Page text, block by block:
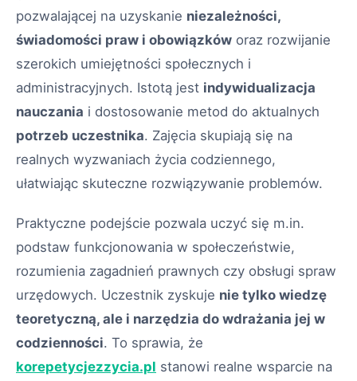
pozwalającej na uzyskanie niezależności,
świadomości praw i obowiązków oraz rozwijanie
szerokich umiejętności społecznych i
administracyjnych. Istotą jest indywidualizacja
nauczania i dostosowanie metod do aktualnych
potrzeb uczestnika. Zajęcia skupiają się na
realnych wyzwaniach życia codziennego,
ułatwiając skuteczne rozwiązywanie problemów.
Praktyczne podejście pozwala uczyć się m.in.
podstaw funkcjonowania w społeczeństwie,
rozumienia zagadnień prawnych czy obsługi spraw
urzędowych. Uczestnik zyskuje nie tylko wiedzę
teoretyczną, ale i narzędzia do wdrażania jej w
codzienności. To sprawia, że
korepetycjezzycia.pl stanowi realne wsparcie na